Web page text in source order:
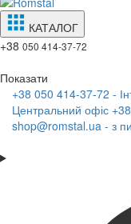
КАТАЛОГ
+38 050 414-37-72
Показати
+38 050 414-37-72 -
Центральний офіс
shop@romstal.ua - з